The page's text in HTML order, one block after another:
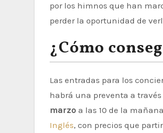
por los himnos que han
perder la oportunidad de
¿Cómo
Las entradas para los
habrá una preventa a través
marzo a las 10 de la
Inglés, con precios que